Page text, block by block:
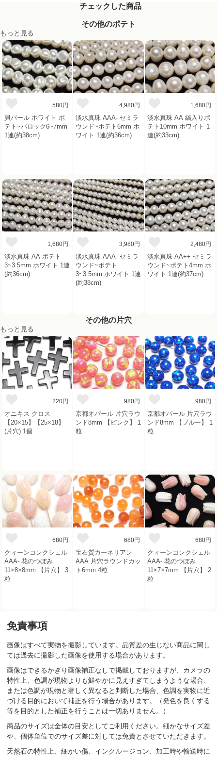
チェックした商品
その他のポテト
もっと見る
580円
貝パール ホワイト ポ
テト~バロック6~7mm
1連(約38cm)
4,980円
淡水真珠 AAA- セミラ
ウンド~ポテト6mm ホ
ワイト 1連(約36cm)
1,680円
淡水真珠 AA 縞入りポ
テト10mm ホワイト 1
連(約33cm)
1,680円
淡水真珠 AA ポテト
3~3.5mm ホワイト 1連
(約36cm)
3,980円
淡水真珠 AAA- セミラ
ウンド~ポテト
3~3.5mm ホワイト 1連
(約38cm)
2,480円
淡水真珠 AA++ セミラ
ウンド~ポテト4mm ホ
ワイト 1連(約37cm)
その他の片穴
もっと見る
220円
オニキス クロス
【20×15】【25×18】
(片穴) 1個
980円
京都オパール 片穴ラウ
ンド8mm 【ピンク】 1
粒
980円
京都オパール 片穴ラウ
ンド8mm 【ブルー】 1
粒
680円
クィーンコンクシェル
AAA- 花のつぼみ
11×8×8mm 【片穴】 3
粒
680円
宝石質カーネリアン
AAA 片穴ラウンドカッ
ト6mm 4粒
680円
クィーンコンクシェル
AAA- 花のつぼみ
11×7×7mm 【片穴】 2
粒
免責事項
画像はすべて実物を撮影しています。品質差の生じない商品に関し
ては過去に撮影した画像を使用する場合があります。
画像はできるかぎり画像補正なしで掲載しておりますが、カメラの
特性上、色調が現物よりも鮮やかに見えすぎてしまうような場合、
または色調が現物と著しく異なると判断した場合、色調を実物に近
づける目的において補正を行う場合があります。（発色を良くする
等を目的とした補正を行うことは一切ありません。）
商品のサイズは全体の目安としてご利用ください。細かなサイズ差
や、個体単位でのサイズ差に対しては免責とさせていただきます。
天然石の特性上、細かい傷、インクルージョン、加工時や輸送時に